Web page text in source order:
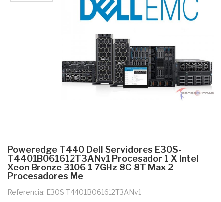
Poweredge T440 Dell Servidores E30S-
T4401B061612T3ANv1 Procesador 1 X Intel
Xeon Bronze 3106 1 7GHz 8C 8T Max 2
Procesadores Me
Referencia: E30S-T4401B061612T3ANv1